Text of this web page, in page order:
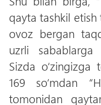
qayta tashkil etish
ovoz bergan
uzrli sabablarga
Sizda
169 so‘mdan
tomonidan